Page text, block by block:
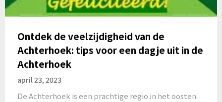
Ontdek de veelzijdigheid van de
Achterhoek: tips voor een dagje uit in de
Achterhoek
april 23, 2023
De Achterhoek is een prachtige regio in het oosten